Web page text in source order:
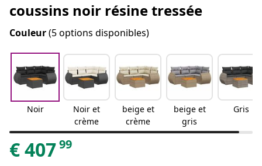
coussins noir résine tressée
Couleur(5 options disponibles)
Noir
Noir et
crème
beige et
crème
beige et
gris
Gris
€40799